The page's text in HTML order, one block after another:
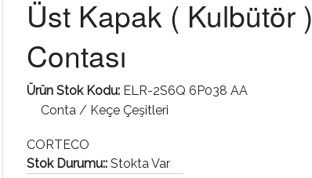
Üst Kapak ( Kulbütör )
Contası
Ürün Stok Kodu: ELR-2S6Q 6P038 AA
Conta / Keçe Çeşitleri
CORTECO
Stok Durumu:: Stokta Var